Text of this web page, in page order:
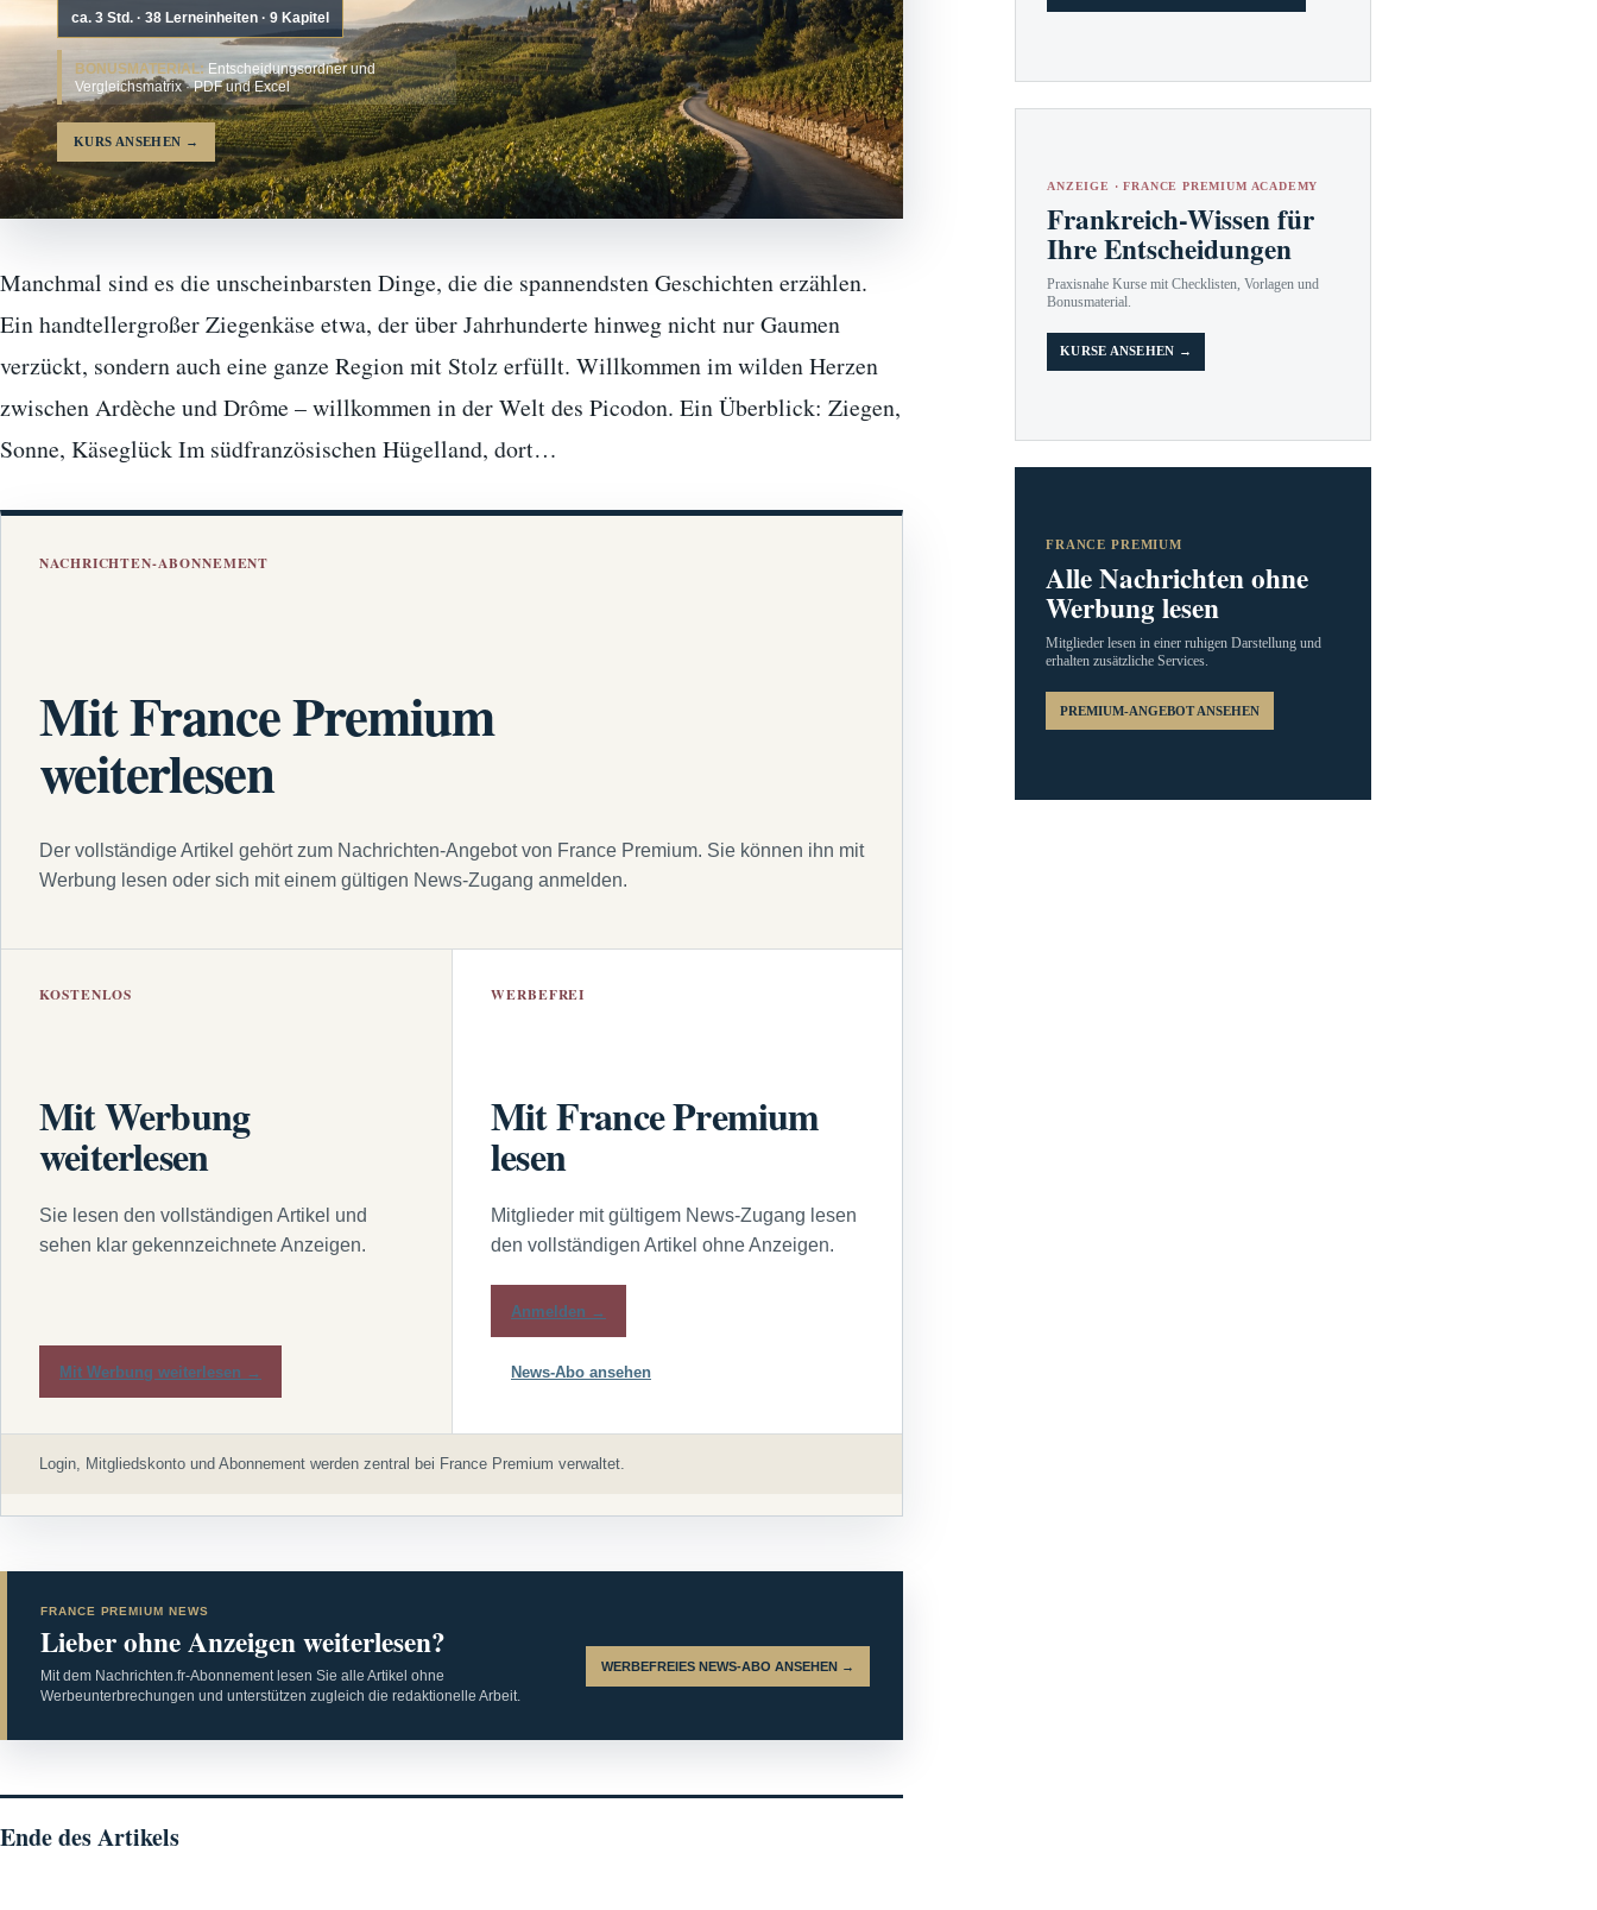
ca. 3 Std. · 38 Lerneinheiten · 9 Kapitel
BONUSMATERIAL: Entscheidungsordner und
Vergleichsmatrix · PDF und Excel
KURS ANSEHEN →
Manchmal sind es die unscheinbarsten Dinge, die die spannendsten Geschichten erzählen.
Ein handtellergroßer Ziegenkäse etwa, der über Jahrhunderte hinweg nicht nur Gaumen
verzückt, sondern auch eine ganze Region mit Stolz erfüllt. Willkommen im wilden Herzen
zwischen Ardèche und Drôme – willkommen in der Welt des Picodon. Ein Überblick: Ziegen,
Sonne, Käseglück Im südfranzösischen Hügelland, dort…
NACHRICHTEN-ABONNEMENT
Mit France Premium
weiterlesen
Der vollständige Artikel gehört zum Nachrichten-Angebot von France Premium. Sie können ihn mit
Werbung lesen oder sich mit einem gültigen News-Zugang anmelden.
KOSTENLOS
Mit Werbung
weiterlesen
Sie lesen den vollständigen Artikel und
sehen klar gekennzeichnete Anzeigen.
Mit Werbung weiterlesen →
WERBEFREI
Mit France Premium
lesen
Mitglieder mit gültigem News-Zugang lesen
den vollständigen Artikel ohne Anzeigen.
Anmelden →
News-Abo ansehen
Login, Mitgliedskonto und Abonnement werden zentral bei France Premium verwaltet.
FRANCE PREMIUM NEWS
Lieber ohne Anzeigen weiterlesen?
Mit dem Nachrichten.fr-Abonnement lesen Sie alle Artikel ohne
Werbeunterbrechungen und unterstützen zugleich die redaktionelle Arbeit.
WERBEFREIES NEWS-ABO ANSEHEN →
Ende des Artikels
ANZEIGE · FRANCE PREMIUM ACADEMY
Frankreich-Wissen für
Ihre Entscheidungen
Praxisnahe Kurse mit Checklisten, Vorlagen und
Bonusmaterial.
KURSE ANSEHEN →
FRANCE PREMIUM
Alle Nachrichten ohne
Werbung lesen
Mitglieder lesen in einer ruhigen Darstellung und
erhalten zusätzliche Services.
PREMIUM-ANGEBOT ANSEHEN